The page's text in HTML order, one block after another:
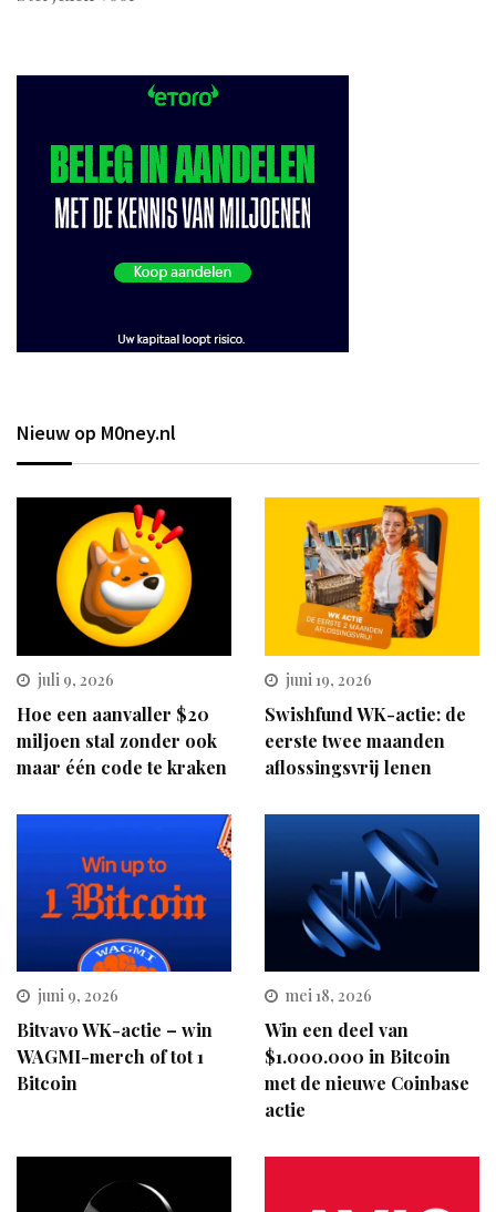
Nieuw op M0ney.nl
juli 9, 2026
Hoe een aanvaller $20
miljoen stal zonder ook
maar één code te kraken
juni 19, 2026
Swishfund WK-actie: de
eerste twee maanden
aflossingsvrij lenen
juni 9, 2026
Bitvavo WK-actie – win
WAGMI-merch of tot 1
Bitcoin
mei 18, 2026
Win een deel van
$1.000.000 in Bitcoin
met de nieuwe Coinbase
actie